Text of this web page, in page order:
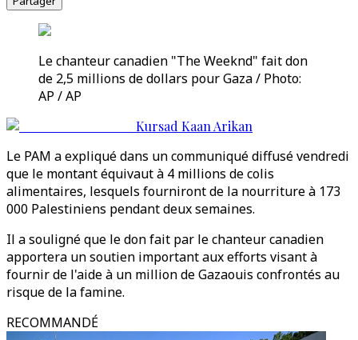
Le chanteur canadien "The Weeknd" fait don
de 2,5 millions de dollars pour Gaza / Photo:
AP / AP
Kursad Kaan Arikan
Le PAM a expliqué dans un communiqué diffusé vendredi
que le montant équivaut à 4 millions de colis
alimentaires, lesquels fourniront de la nourriture à 173
000 Palestiniens pendant deux semaines.
Il a souligné que le don fait par le chanteur canadien
apportera un soutien important aux efforts visant à
fournir de l'aide à un million de Gazaouis confrontés au
risque de la famine.
RECOMMANDÉ